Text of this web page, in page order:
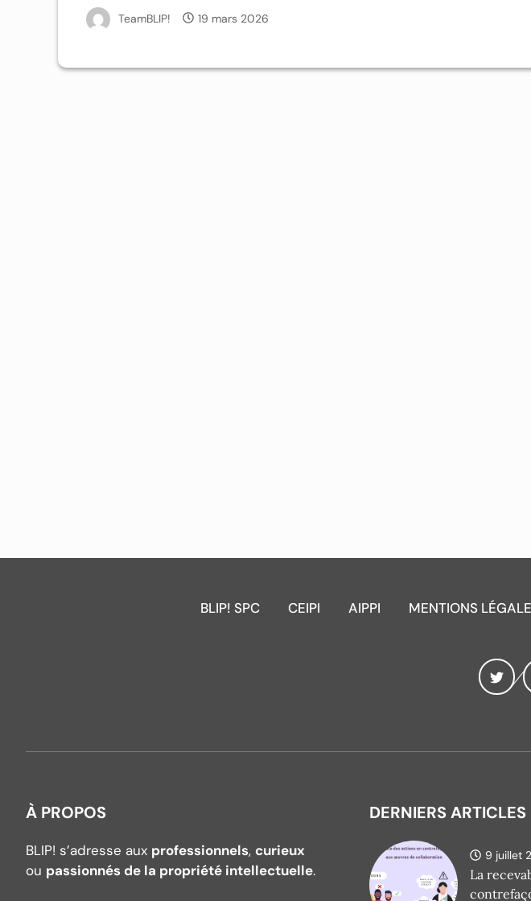
TeamBLIP! 19 mars 2026
BLIP! SPC CEIPI AIPPI MENTIONS
À PROPOS
BLIP! s’adresse aux professionnels, curieux
ou passionnés de la propriété intellectuelle.
DERNIERS ARTICLES
9 juillet
La